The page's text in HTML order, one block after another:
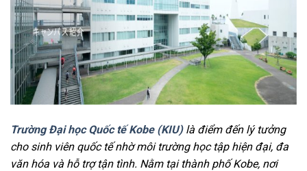
Trường Đại học Quốc tế Kobe (KIU)là điểm đến lý tưởng
cho sinh viên quốc tế nhờ môi trường học tập hiện đại, đa
văn hóa và hỗ trợ tận tình. Nằm tại thành phố Kobe, nơi